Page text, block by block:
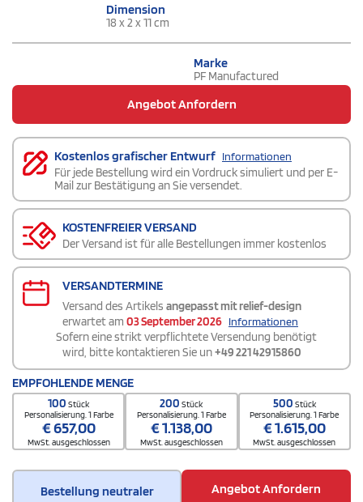
Dimension
18 x 2 x 11 cm
Marke
PF Manufactured
Angebot Anfordern
Kostenlos grafischer Entwurf Informationen
Für jede Bestellung wird ein Vordruck simuliert und per E-
Mail zur Bestätigung an Sie versendet.
KOSTENFREIER VERSAND
Der Versand ist für alle Bestellungen immer kostenlos
VERSANDTERMINE
Versand des Artikels angepasst mit relief-design
erwartet am 03 September 2026 Informationen
Sofern eine strikt verpflichtete Versendung benötigt
wird, bitte kontaktieren Sie un+49 221 42915860
EMPFOHLENDE MENGE
100Stück
Personalisierung. 1 Farbe
€657,00
MwSt. ausgeschlossen
200Stück
Personalisierung. 1 Farbe
€1.138,00
MwSt. ausgeschlossen
500 Stück
Personalisierung. 1 Farbe
€1.615,00
MwSt. ausgeschlossen
Bestellung neutraler
Angebot Anfordern